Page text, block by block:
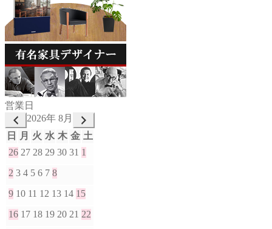
営業日
2026年 8月
日
月 火 水 木 金 土
26 27 28 29 30 31 1
2 3 4 5 6 7 8
9 10 11 12 13 14 15
16 17 18 19 20 21 22